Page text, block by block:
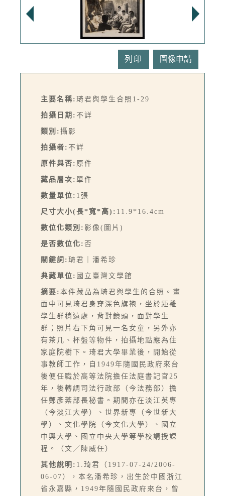
列印
主要名稱: 琦君與學生合照1-29
拍攝日期: 不詳
類別: 攝影
拍攝者: 不詳
原件與否: 原件
藏品層次: 單件
數量單位: 1張
尺寸大小(長*寬*高): 11.9*16.4cm
數位化類別: 影像(圖片)
是否數位化: 否
關鍵詞: 琦君｜潘希珍
典藏單位: 國立臺灣文學館
摘要: 本件藏品為琦君與學生的合照。畫
面中可見琦君身穿深色旗袍，坐於距離
學生群稍遠處，背對鏡頭，面對學生
群；照片右下角可見一名女童，另外亦
有茶几、杯盤等物件，拍攝地點應為住
家庭院樹下。琦君大學畢業後，開始從
事教師工作，自1949年隨國民政府來台
後便任職於高等法院擔任法庭書記官25
年，後轉調司法行政部（今法務部）擔
任鄭彥棻部長秘書。期間亦在淡江英專
（今淡江大學）、世界新專（今世新大
學）、文化學院（今文化大學）、國立
中興大學、國立中央大學等學校講授課
程。（文／陳威任）
其他說明: 1.琦君（1917-07-24/2006-
06-07），本名潘希珍，出生於中國浙江
省永嘉縣，1949年隨國民政府來台，曾